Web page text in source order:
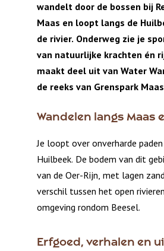
wandelt door de bossen bij
Maas en loopt langs de
de rivier. Onderweg zie je
van natuurlijke krachten én
maakt deel uit van Water
de reeks van Grenspark
Wandelen langs Maas
Je loopt over onverharde
Huilbeek. De bodem van dit
van de Oer-Rijn, met lagen
verschil tussen het open
omgeving rondom Beesel.
Erfgoed, verhalen en